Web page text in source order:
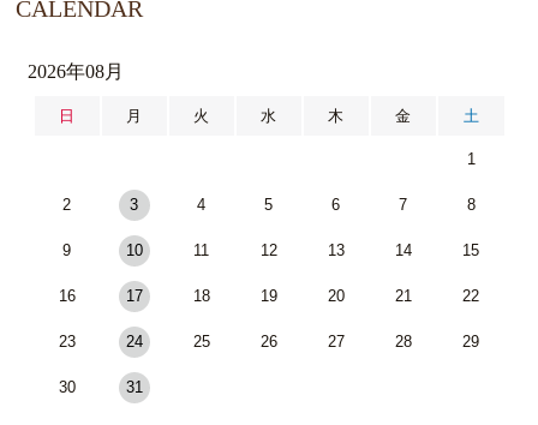
CALENDAR
2026年08月
日 月 火 水 木 金 土
1
2 3 4 5 6 7 8
9 10 11 12 13 14 15
16 17 18 19 20 21 22
23 24 25 26 27 28 29
30 31